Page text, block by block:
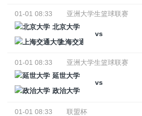
01-01 08:33
亚洲大学生篮球联赛
北京大学
vs
上海交通大学
01-01 08:33
亚洲大学生篮球联赛
延世大学
vs
政治大学
01-01 08:33
联盟杯